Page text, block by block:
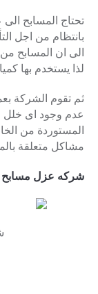
تحتاج المسابح
بانتظام من اجل
الى ان المسابح
لذا يستخدم بها
ثم تقوم الشركة
عدم وجود اى خلل
المستوردة من
مشاكل متعلقة
شركه عزل مسابح